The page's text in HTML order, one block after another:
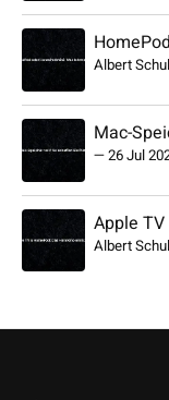
Albert
Mac-
—26 Jul
Apple
Albert